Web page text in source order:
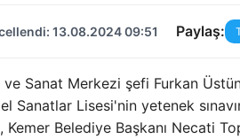
13.08.2024 09:51 Paylaş:
ve Sanat Merkezi şefi Furkan
Sanatlar Lisesi'nin yetenek
Kemer Belediye Başkanı Necati